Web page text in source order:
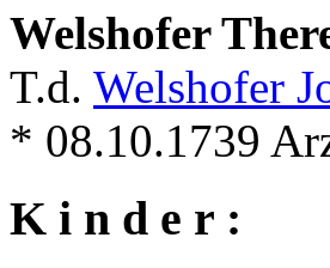
Welshofer
T.d. Welshofer
* 08.10.1739
K i n d e r :